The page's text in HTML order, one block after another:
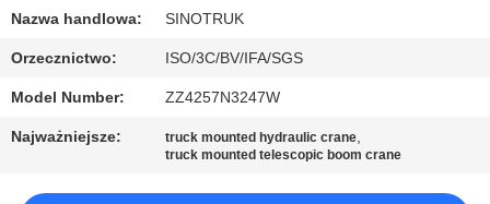
KONTROLA
SKONTAKTUJ
SIĘ
Nazwa handlowa: SINOTRUK
Orzecznictwo: ISO/3C/BV/IFA/SGS
Model Number: ZZ4257N3247W
Najważniejsze: truck mounted hydraulic crane,
truck mounted telescopic boom crane